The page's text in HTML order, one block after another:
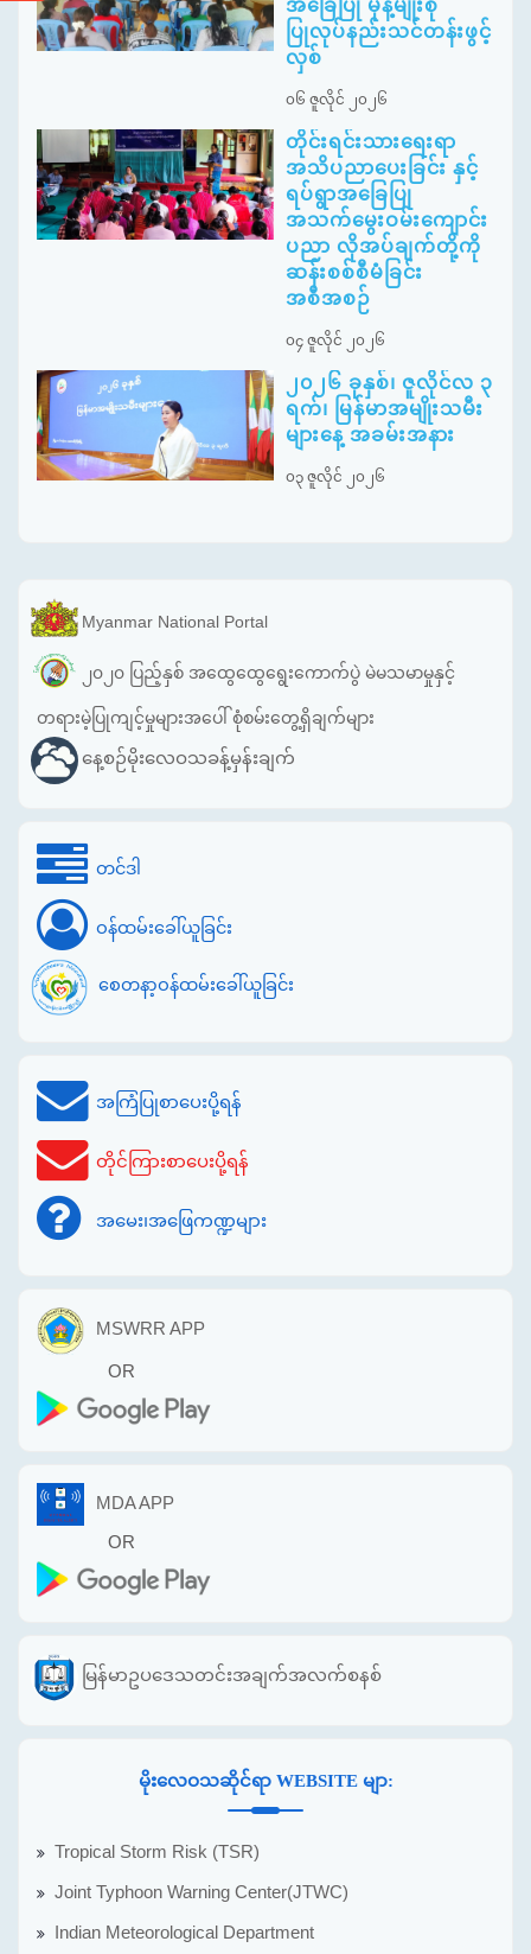
အခြေပြု မုန့်မျိုးစုံ
ပြုလုပ်နည်းသင်တန်းဖွင့်
လှစ်
၀၆ ဇူလိုင် ၂၀၂၆
တိုင်းရင်းသားရေးရာ
အသိပညာပေးခြင်း နှင့်
ရပ်ရွာအခြေပြု
အသက်မွေးဝမ်းကျောင်း
ပညာ လိုအပ်ချက်တို့ကို
ဆန်းစစ်စီမံခြင်း
အစီအစဉ်
၀၄ ဇူလိုင် ၂၀၂၆
၂၀၂၆ ခုနှစ်၊ ဇူလိုင်လ ၃
ရက်၊ မြန်မာအမျိုးသမီး
များနေ့ အခမ်းအနား
၀၃ ဇူလိုင် ၂၀၂၆
Myanmar National Portal
၂၀၂၀ ပြည့်နှစ် အထွေထွေရွေးကောက်ပွဲ မဲမသမာမှုနှင့်
တရားမဲ့ပြုကျင့်မှုများအပေါ် စုံစမ်းတွေ့ရှိချက်များ
နေ့စဉ်မိုးလေဝသခန့်မှန်းချက်
တင်ဒါ
ဝန်ထမ်းခေါ်ယူခြင်း
စေတနာ့ဝန်ထမ်းခေါ်ယူခြင်း
အကြံပြုစာပေးပို့ရန်
တိုင်ကြားစာပေးပို့ရန်
အမေး၊အဖြေကဏ္ဍများ
MSWRR APP
OR
MDA APP
OR
မြန်မာဥပဒေသတင်းအချက်အလက်စနစ်
မိုးလေဝသဆိုင်ရာ WEBSITE မျာ:
Tropical Storm Risk (TSR)
Joint Typhoon Warning Center(JTWC)
Indian Meteorological Department